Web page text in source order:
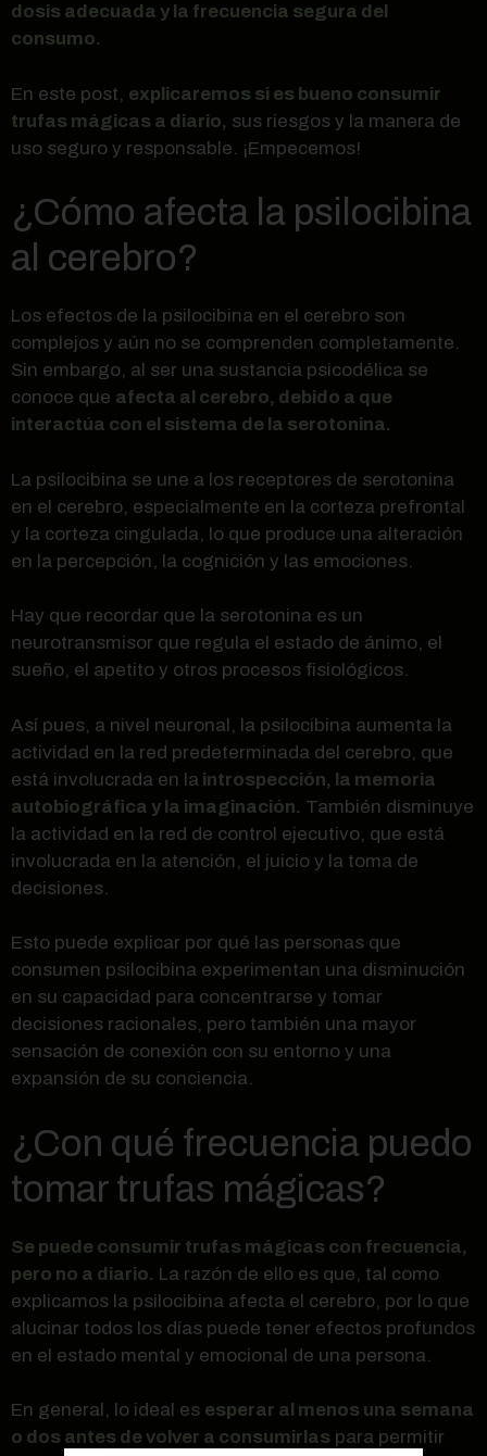
dosis adecuada y la frecuencia segura del
consumo.
En este post, explicaremos si es bueno consumir
trufas mágicas a diario, sus riesgos y la manera de
uso seguro y responsable. ¡Empecemos!
¿Cómo afecta la psilocibina
al cerebro?
Los efectos de la psilocibina en el cerebro son
complejos y aún no se comprenden completamente.
Sin embargo, al ser una sustancia psicodélica se
conoce que afecta al cerebro, debido a que
interactúa con el sistema de la serotonina.
La psilocibina se une a los receptores de serotonina
en el cerebro, especialmente en la corteza prefrontal
y la corteza cingulada, lo que produce una alteración
en la percepción, la cognición y las emociones.
Hay que recordar que la serotonina es un
neurotransmisor que regula el estado de ánimo, el
sueño, el apetito y otros procesos fisiológicos.
Así pues, a nivel neuronal, la psilocibina aumenta la
actividad en la red predeterminada del cerebro, que
está involucrada en la introspección, la memoria
autobiográfica y la imaginación. También disminuye
la actividad en la red de control ejecutivo, que está
involucrada en la atención, el juicio y la toma de
decisiones.
Esto puede explicar por qué las personas que
consumen psilocibina experimentan una disminución
en su capacidad para concentrarse y tomar
decisiones racionales, pero también una mayor
sensación de conexión con su entorno y una
expansión de su conciencia.
¿Con qué frecuencia puedo
tomar trufas mágicas?
Se puede consumir trufas mágicas con frecuencia,
pero no a diario. La razón de ello es que, tal como
explicamos la psilocibina afecta el cerebro, por lo que
alucinar todos los días puede tener efectos profundos
en el estado mental y emocional de una persona.
En general, lo ideal es esperar al menos una semana
o dos antes de volver a consumirlas para permitir